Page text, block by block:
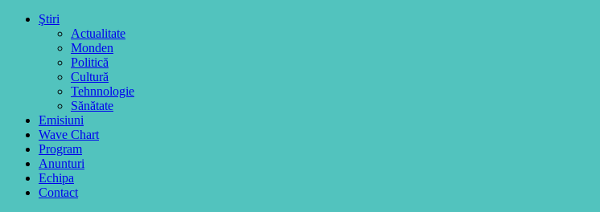
Ştiri
Actualitate
Monden
Politică
Cultură
Tehnnologie
Sănătate
Emisiuni
Wave Chart
Program
Anunturi
Echipa
Contact